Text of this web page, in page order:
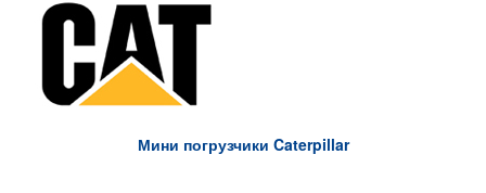
Мини погрузчики Caterpillar